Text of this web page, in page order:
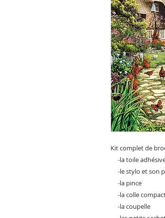
Kit complet de
-la toile
-le stylo et son
-la pince
-la colle
-la coupelle